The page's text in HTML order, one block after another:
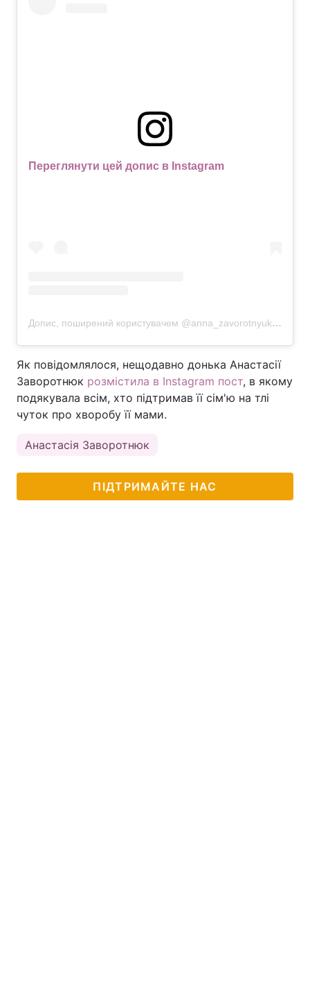
Переглянути цей допис в Instagram
Допис, поширений користувачем @anna_zavorotnyuk
22 Жов
Як повідомлялося, нещодавно донька Анастасії
Заворотнюк розмістила в Instagram пост, в якому
подякувала всім, хто підтримав її сім'ю на тлі
чуток про хворобу її мами.
Анастасія Заворотнюк
ПІДТРИМАЙТЕ НАС